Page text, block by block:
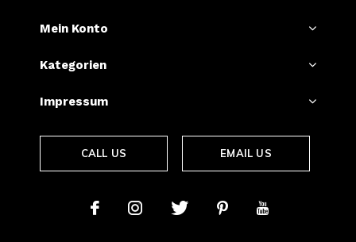
Mein Konto
Kategorien
Impressum
CALL US EMAIL US